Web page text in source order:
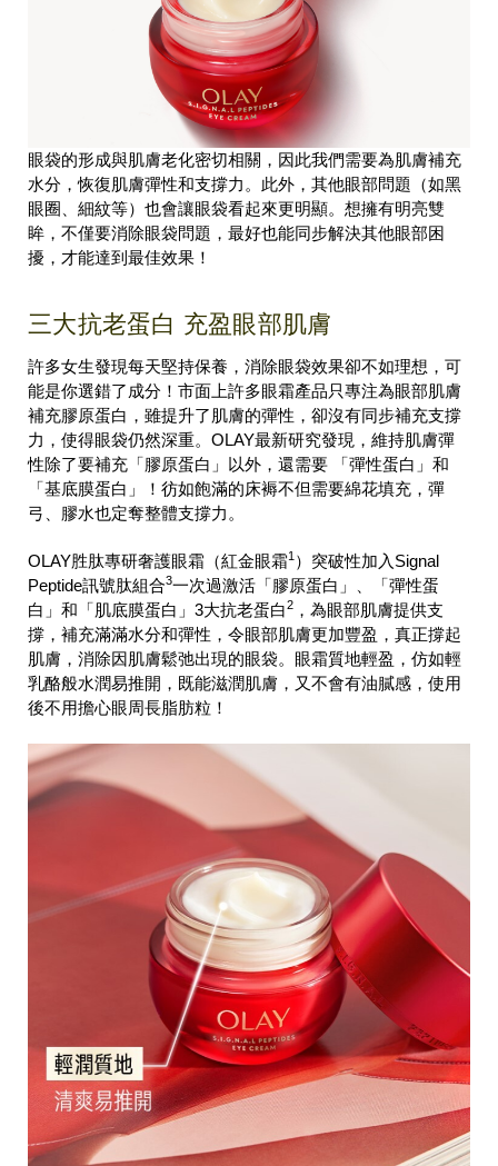
眼袋的形成與肌膚老化密切相關，因此我們需要為肌膚補充
水分，恢復肌膚彈性和支撐力。此外，其他眼部問題（如黑
眼圈、細紋等）也會讓眼袋看起來更明顯。想擁有明亮雙
眸，不僅要消除眼袋問題，最好也能同步解決其他眼部困
擾，才能達到最佳效果！
三大抗老蛋白 充盈眼部肌膚
許多女生發現每天堅持保養，消除眼袋效果卻不如理想，可
能是你選錯了成分！市面上許多眼霜產品只專注為眼部肌膚
補充膠原蛋白，雖提升了肌膚的彈性，卻沒有同步補充支撐
力，使得眼袋仍然深重。OLAY最新研究發現，維持肌膚彈
性除了要補充「膠原蛋白」以外，還需要 「彈性蛋白」和
「基底膜蛋白」！彷如飽滿的床褥不但需要綿花填充，彈
弓、膠水也定奪整體支撐力。
OLAY胜肽專研奢護眼霜（紅金眼霜1 ）突破性加入Signal
Peptide訊號肽組合3一次過激活「膠原蛋白」、「彈性蛋
白」和「肌底膜蛋白」3大抗老蛋白2 ，為眼部肌膚提供支
撐，補充滿滿水分和彈性，令眼部肌膚更加豐盈，真正撐起
肌膚，消除因肌膚鬆弛出現的眼袋。眼霜質地輕盈，仿如輕
乳酪般水潤易推開，既能滋潤肌膚，又不會有油膩感，使用
後不用擔心眼周長脂肪粒！